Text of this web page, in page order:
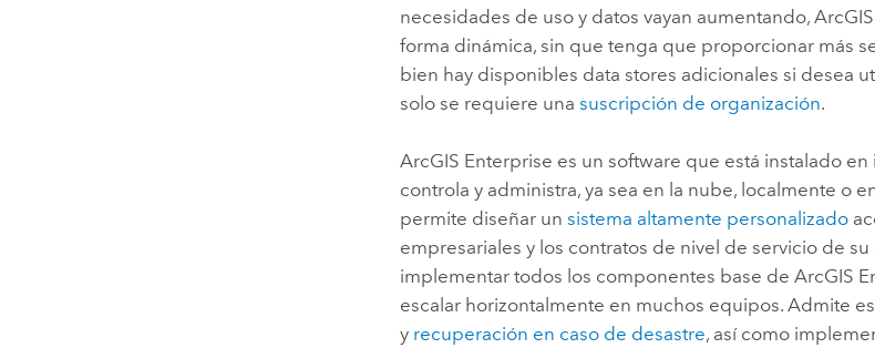
necesidades de uso y datos vayan aumentando,
forma dinámica, sin que tenga que proporcionar más
bien hay disponibles data stores adicionales si desea
solo se requiere unasuscripción de organización.
ArcGIS Enterprise es un software que está instalado
controla y administra, ya sea en la nube, localmente o
permite diseñar unsistema altamente personalizado
empresariales y los contratos de nivel de servicio de
implementar todos los componentes base deArcGIS
escalar horizontalmente en muchos equipos. Admite
y recuperación en caso de desastre, así como